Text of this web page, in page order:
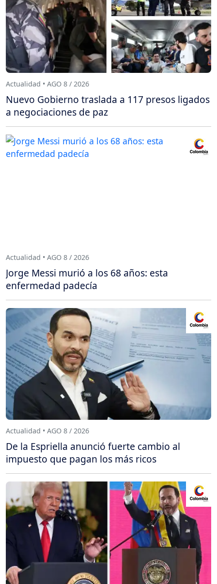
Actualidad • AGO 8 / 2026
Nuevo Gobierno traslada a 117 presos ligados
a negociaciones de paz
Actualidad • AGO 8 / 2026
Jorge Messi murió a los 68 años: esta
enfermedad padecía
Actualidad • AGO 8 / 2026
De la Espriella anunció fuerte cambio al
impuesto que pagan los más ricos